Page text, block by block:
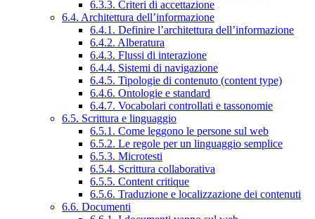
6.3.3. Criteri di accettazione
6.4. Architettura dell’informazione
6.4.1. Definire l’architettura dell’informazione
6.4.2. Alberatura
6.4.3. Flussi di interazione
6.4.4. Sistemi di navigazione
6.4.5. Tipologie di contenuto (content type)
6.4.6. Ontologie e standard
6.4.7. Vocabolari controllati e tassonomie
6.5. Scrittura e linguaggio
6.5.1. Come leggono le persone sul web
6.5.2. Le regole per un linguaggio semplice
6.5.3. Microtesti
6.5.4. Scrittura collaborativa
6.5.5. Content critique
6.5.6. Traduzione e localizzazione dei contenuti
6.6. Documenti